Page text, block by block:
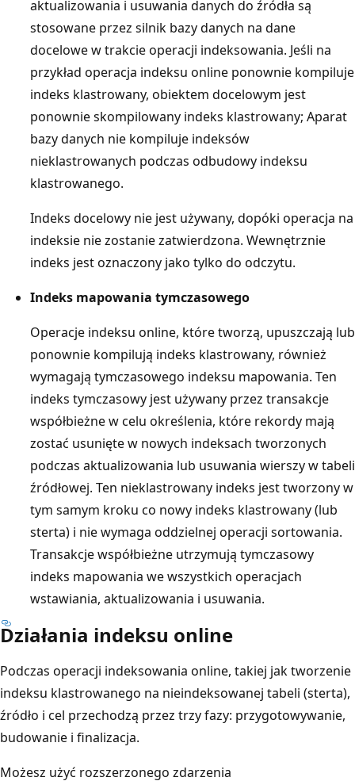
aktualizowania i usuwania danych do źródła są
stosowane przez silnik bazy danych na dane
docelowe w trakcie operacji indeksowania. Jeśli na
przykład operacja indeksu online ponownie kompiluje
indeks klastrowany, obiektem docelowym jest
ponownie skompilowany indeks klastrowany; Aparat
bazy danych nie kompiluje indeksów
nieklastrowanych podczas odbudowy indeksu
klastrowanego.
Indeks docelowy nie jest używany, dopóki operacja na
indeksie nie zostanie zatwierdzona. Wewnętrznie
indeks jest oznaczony jako tylko do odczytu.
Indeks mapowania tymczasowego
Operacje indeksu online, które tworzą, upuszczają lub
ponownie kompilują indeks klastrowany, również
wymagają tymczasowego indeksu mapowania. Ten
indeks tymczasowy jest używany przez transakcje
współbieżne w celu określenia, które rekordy mają
zostać usunięte w nowych indeksach tworzonych
podczas aktualizowania lub usuwania wierszy w tabeli
źródłowej. Ten nieklastrowany indeks jest tworzony w
tym samym kroku co nowy indeks klastrowany (lub
sterta) i nie wymaga oddzielnej operacji sortowania.
Transakcje współbieżne utrzymują tymczasowy
indeks mapowania we wszystkich operacjach
wstawiania, aktualizowania i usuwania.
Działania indeksu online
Podczas operacji indeksowania online, takiej jak tworzenie
indeksu klastrowanego na nieindeksowanej tabeli (sterta),
źródło i cel przechodzą przez trzy fazy: przygotowywanie,
budowanie i finalizacja.
Możesz użyć rozszerzonego zdarzenia